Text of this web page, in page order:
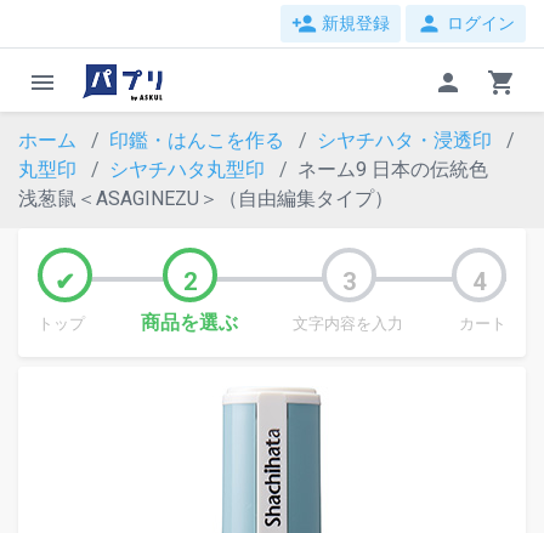
person_add 新規登録 person ログイン
menu person shopping_cart
ホーム 印鑑・はんこを作る
シヤチハタ・浸透印
丸型印
シヤチハタ丸型印
ネーム9 日本の伝統色
浅葱鼠＜ASAGINEZU＞（自由編集タイプ）
トップ 商品を選ぶ 文字内容を入力 カート